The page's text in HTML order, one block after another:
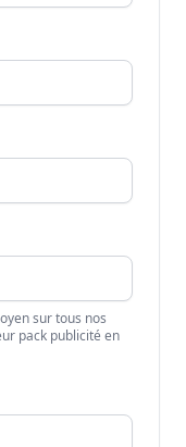
sur tous nos
pack publicité en